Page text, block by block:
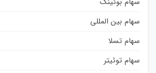
سهام بین المللی
سهام تسلا
سهام توئیتر